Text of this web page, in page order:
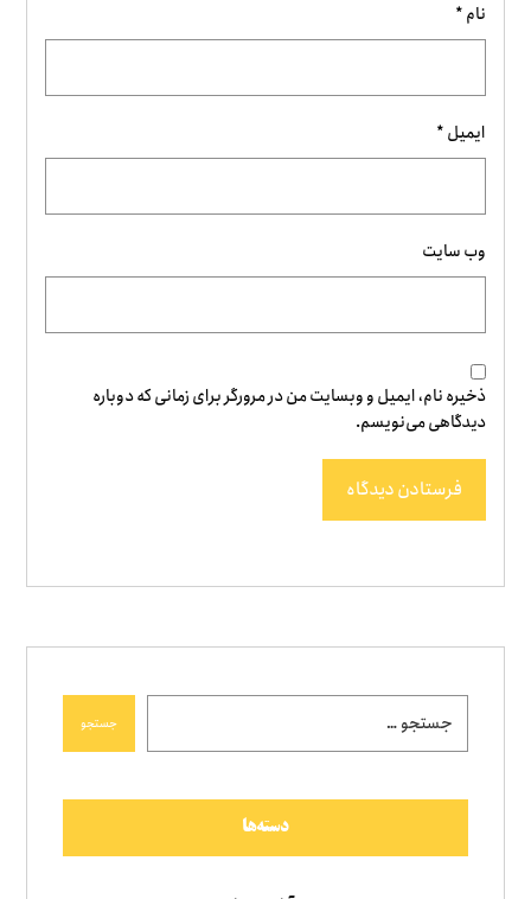
نام*
ایمیل*
وب‌ سایت
ذخیره نام، ایمیل و وبسایت من در مرورگر برای زمانی که دوباره
دیدگاهی می‌نویسم.
فرستادن دیدگاه
جستجو
دسته‌ها